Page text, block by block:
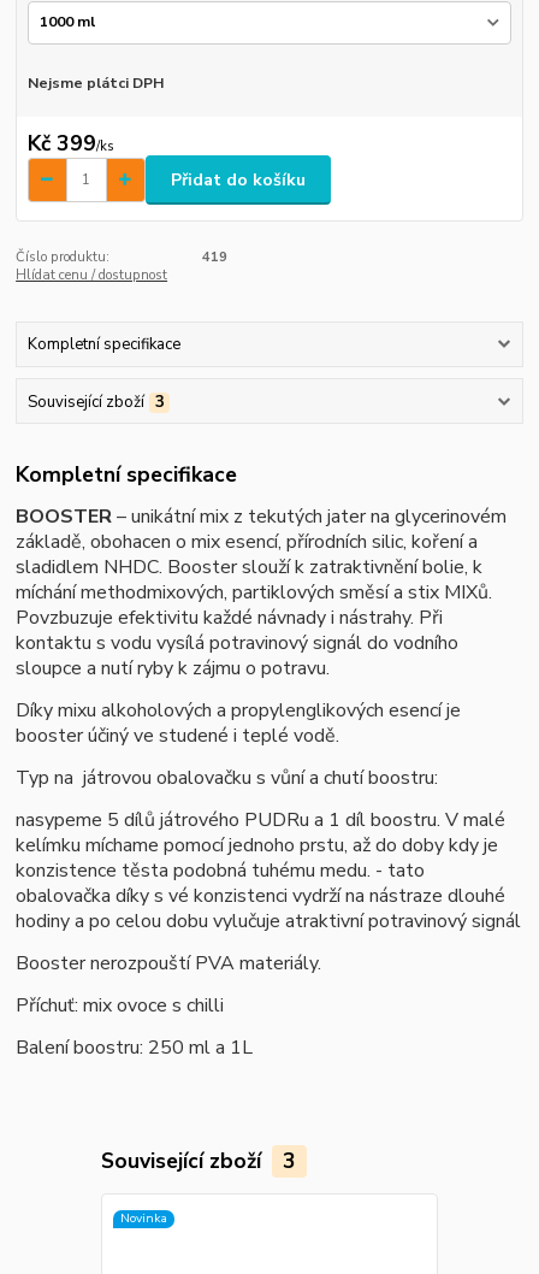
Nejsme plátci DPH
Kč 399/ks
Přidat do košíku
Číslo produktu:
419
Hlídat cenu / dostupnost
Kompletní specifikace
Související zboží 3
Kompletní specifikace
BOOSTER– unikátní mix z tekutých jater na glycerinovém
základě, obohacen o mix esencí, přírodních silic, koření a
sladidlem NHDC. Booster slouží k zatraktivnění bolie, k
míchání methodmixových, partiklových směsí a stix MIXů.
Povzbuzuje efektivitu každé návnady i nástrahy. Při
kontaktu s vodu vysílá potravinový signál do vodního
sloupce a nutí ryby k zájmu o potravu.
Díky mixu alkoholových a propylenglikových esencí je
booster účiný ve studené i teplé vodě.
Typ na játrovou obalovačku s vůní a chutí boostru:
nasypeme 5 dílů játrového PUDRu a 1 díl boostru. V malé
kelímku míchame pomocí jednoho prstu, až do doby kdy je
konzistence těsta podobná tuhému medu. - tato
obalovačka díky s vé konzistenci vydrží na nástraze dlouhé
hodiny a po celou dobu vylučuje atraktivní potravinový signál
Booster nerozpouští PVA materiály.
Příchuť: mix ovoce s chilli
Balení boostru: 250 ml a 1L
Související zboží 3
Novinka